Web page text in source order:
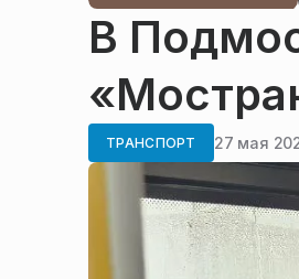
В
ТРАНСПОРТ 27 мая